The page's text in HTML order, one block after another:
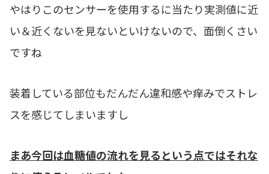
やはりこのセンサーを使用するに当たり実測値に近
い＆近くないを見ないといけないので、面倒くさい
ですね
装着している部位もだんだん違和感や痒みでストレ
スを感じてしまいますし
まあ今回は血糖値の流れを見るという点ではそれな